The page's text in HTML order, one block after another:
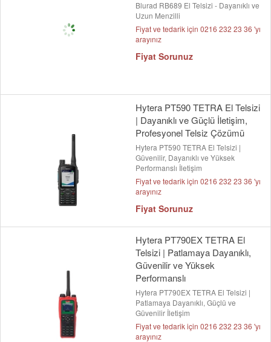
Blurad RB689 El Telsizi - Dayanıklı ve
Uzun Menzilli
Fiyat ve tedarik için 0216 232 23 36 'yı
arayınız
Fiyat Sorunuz
Hytera PT590 TETRA El Telsizi
| Dayanıklı ve Güçlü İletişim,
Profesyonel Telsiz Çözümü
Hytera PT590 TETRA El Telsizi |
Güvenilir, Dayanıklı ve Yüksek
Performanslı İletişim
Fiyat ve tedarik için 0216 232 23 36 'yı
arayınız
Fiyat Sorunuz
Hytera PT790EX TETRA El
Telsizi | Patlamaya Dayanıklı,
Güvenilir ve Yüksek
Performanslı
Hytera PT790EX TETRA El Telsizi |
Patlamaya Dayanıklı, Güçlü ve
Güvenilir İletişim
Fiyat ve tedarik için 0216 232 23 36 'yı
arayınız